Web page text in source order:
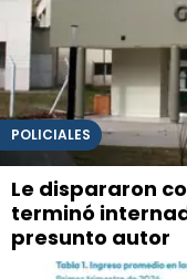
POLICIALES
Le dispararon
terminó
presunto autor